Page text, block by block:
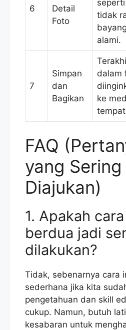
6
Detail
Foto
tidak
alami.
7
Simpan
dan
Bagikan
dalam
ke
FAQ
yang Sering
Diajukan)
1. Apakah
berdua jadi
dilakukan?
Tidak, sebenarnya cara
sederhana jika kita
pengetahuan dan skill
cukup. Namun, butuh
kesabaran untuk